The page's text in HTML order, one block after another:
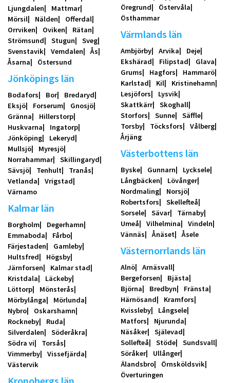
Ljungdalen
Mattmar
Mörsil
Nälden
Offerdal
Orrviken
Oviken
Rätan
Strömsund
Stugun
Sveg
Svenstavik
Vemdalen
Ås
Åsarna
Östersund
Jönköpings län
Bodafors Bor
Bredaryd
Eksjö
Forserum
Gnosjö
Gränna
Hillerstorp
Huskvarna
Ingatorp
Jönköping
Lekeryd
Mullsjö
Myresjö
Norrahammar
Skillingaryd
Sävsjö
Tenhult
Tranås
Vetlanda
Vrigstad
Värnamo
Kalmar län
Borgholm
Degerhamn
Emmaboda
Fårbo
Färjestaden
Gamleby
Hultsfred
Högsby
Järnforsen
Kalmar stad
Kristdala
Läckeby
Löttorp
Mönsterås
Mörbylånga
Mörlunda
Nybro
Oskarshamn
Rockneby
Ruda
Silverdalen
Söderåkra
Södra vi
Torsås
Vimmerby
Vissefjärda
Västervik
Öregrund
Östervåla
Östhammar
Värmlands län
Ambjörby Arvika
Deje
Ekshärad
Filipstad
Glava
Grums
Hagfors
Hammarö
Karlstad
Kil
Kristinehamn
Lesjöfors
Lysvik
Skattkärr
Skoghall
Storfors
Sunne
Säffle
Torsby
Töcksfors
Vålberg
Årjäng
Västerbottens län
Byske Gunnarn
Lycksele
Långbäcken
Lövånger
Nordmaling
Norsjö
Robertsfors
Skellefteå
Sorsele
Sävar
Tärnaby
Umeå
Vilhelmina
Vindeln
Vännäs
Ånäset Åsele
Västernorrlands län
Alnö
Arnäsvall
Bergeforsen
Bjästa
Björna
Bredbyn
Fränsta
Härnösand
Kramfors
Kvissleby
Långsele
Matfors
Njurunda
Näsåker
Själevad
Sollefteå
Stöde
Sundsvall
Söråker
Ullånger
Älandsbro
Örnsköldsvik
Överturingen